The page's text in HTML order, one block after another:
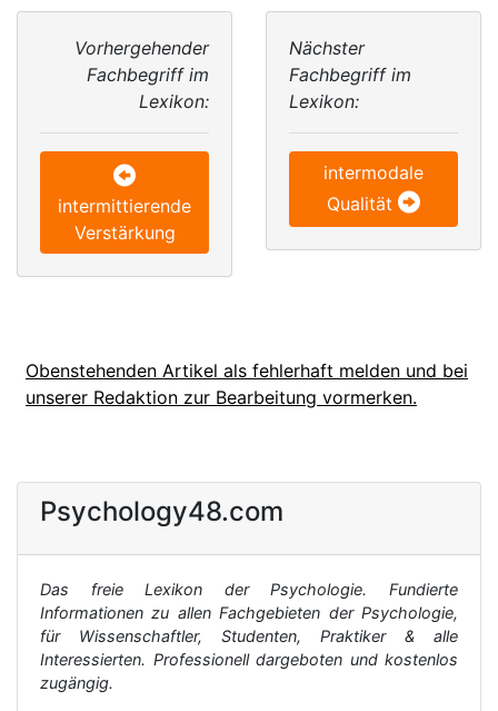
Vorhergehender
Fachbegriff im
Lexikon:
intermittierende
Verstärkung
Nächster
Fachbegriff im
Lexikon:
intermodale
Qualität
Obenstehenden Artikel als fehlerhaft melden und bei
unserer Redaktion zur Bearbeitung vormerken.
Psychology48.com
Das freie Lexikon der Psychologie. Fundierte
Informationen zu allen Fachgebieten der Psychologie,
für Wissenschaftler, Studenten, Praktiker & alle
Interessierten. Professionell dargeboten und kostenlos
zugängig.